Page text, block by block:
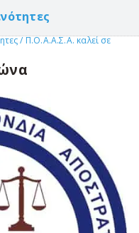
/ Π.Ο.Α.Α.Σ.Α. καλεί σε